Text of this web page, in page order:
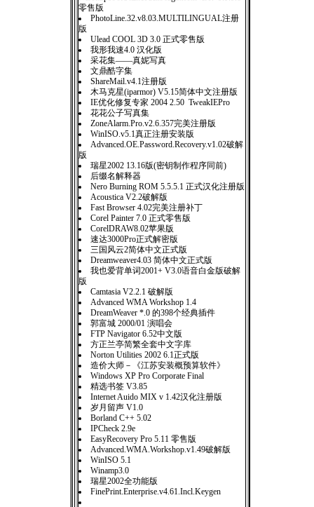
零售版
PhotoLine.32.v8.03.MULTILINGUAL注册
版
Ulead COOL 3D 3.0 正式零售版
我形我速4.0 汉化版
采花集——真妮写真
文鼎酷字集
ShareMail.v4.1注册版
木马克星(iparmor) V5.15简体中文注册版
IE优化修复专家 2004 2.50 TweakIEPro
花花公子写真集
ZoneAlarm.Pro.v2.6.357完美注册版
WinISO.v5.1真正注册安装版
Advanced.OE.Password.Recovery.v1.02破解
版
瑞星2002 13.16版(密钥制作程序同前)
后缀名解释器
Nero Burning ROM 5.5.5.1 正式汉化注册版
Acoustica V2.2破解版
Fast Browser 4.02完美注册补丁
Corel Painter 7.0 正式零售版
CorelDRAW8.02苹果版
速达3000Pro正式解密版
三国风云2简体中文正式版
Dreamweaver4.03 简体中文正式版
我也爱背单词2001+ V3.0语音白金版破解
版
Camtasia V2.2.1 破解版
Advanced WMA Workshop 1.4
DreamWeaver *.0 的398个经典插件
郭富城 2000/01 演唱会
FTP Navigator 6.52中文版
方正兰亭简繁全套中文字库
Norton Utilities 2002 6.1正式版
造价大师－《江苏安装概预算软件》
Windows XP Pro Corporate Final
精选书签 V3.85
Internet Auido MIX v 1.42汉化注册版
岁月留声 V1.0
Borland C++ 5.02
IPCheck 2.9e
EasyRecovery Pro 5.11 零售版
Advanced.WMA.Workshop.v1.49破解版
WinISO 5.1
Winamp3.0
瑞星2002全功能版
FinePrint.Enterprise.v4.61.Incl.Keygen